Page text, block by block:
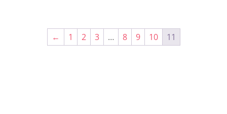
← 1 2 3 … 8 9 10 11